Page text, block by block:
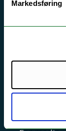
Markedsføring